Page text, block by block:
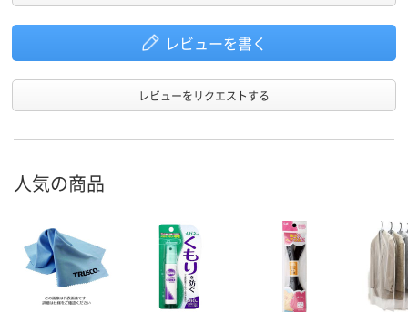
レビューを書く
レビューをリクエストする
人気の商品